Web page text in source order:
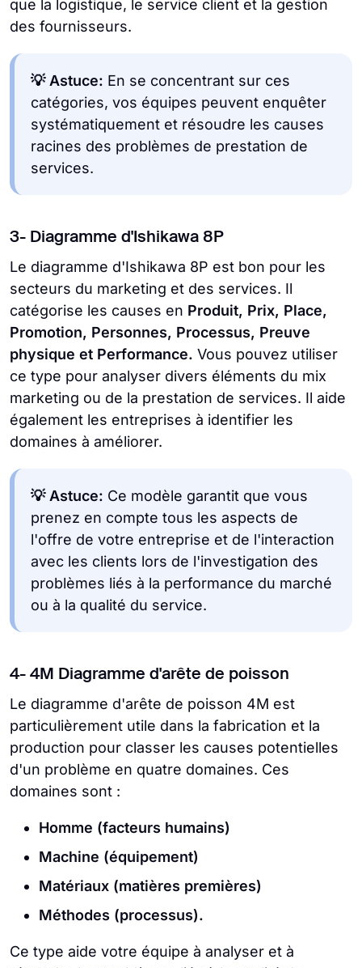
que la logistique, le service client et la gestion
des fournisseurs.
💡 Astuce: En se concentrant sur ces
catégories, vos équipes peuvent enquêter
systématiquement et résoudre les causes
racines des problèmes de prestation de
services.
3- Diagramme d'Ishikawa 8P
Le diagramme d'Ishikawa 8P est bon pour les
secteurs du marketing et des services. Il
catégorise les causes en Produit, Prix, Place,
Promotion, Personnes, Processus, Preuve
physique et Performance. Vous pouvez utiliser
ce type pour analyser divers éléments du mix
marketing ou de la prestation de services. Il aide
également les entreprises à identifier les
domaines à améliorer.
💡 Astuce: Ce modèle garantit que vous
prenez en compte tous les aspects de
l'offre de votre entreprise et de l'interaction
avec les clients lors de l'investigation des
problèmes liés à la performance du marché
ou à la qualité du service.
4- 4M Diagramme d'arête de poisson
Le diagramme d'arête de poisson 4M est
particulièrement utile dans la fabrication et la
production pour classer les causes potentielles
d'un problème en quatre domaines. Ces
domaines sont :
Homme (facteurs humains)
Machine (équipement)
Matériaux (matières premières)
Méthodes (processus).
Ce type aide votre équipe à analyser et à